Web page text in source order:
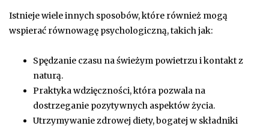
Istnieje wiele innych sposobów, które również mogą
wspierać równowagę psychologiczną, takich jak:
Spędzanie czasu na świeżym powietrzu i kontakt z
naturą.
Praktyka wdzięczności, która pozwala na
dostrzeganie pozytywnych aspektów życia.
Utrzymywanie zdrowej diety, bogatej w składniki